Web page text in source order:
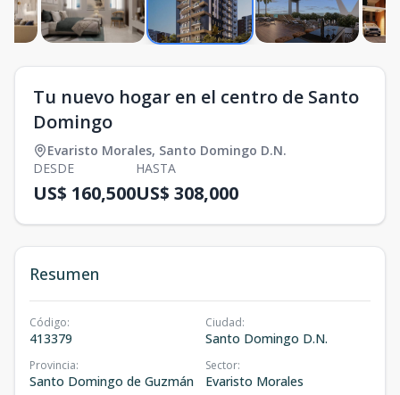
Tu nuevo hogar en el centro de Santo
Domingo
Evaristo Morales, Santo Domingo D.N.
DESDE
US$ 160,500
HASTA
US$ 308,000
Resumen
Código:
413379
Ciudad:
Santo Domingo D.N.
Provincia:
Santo Domingo de Guzmán
Sector:
Evaristo Morales